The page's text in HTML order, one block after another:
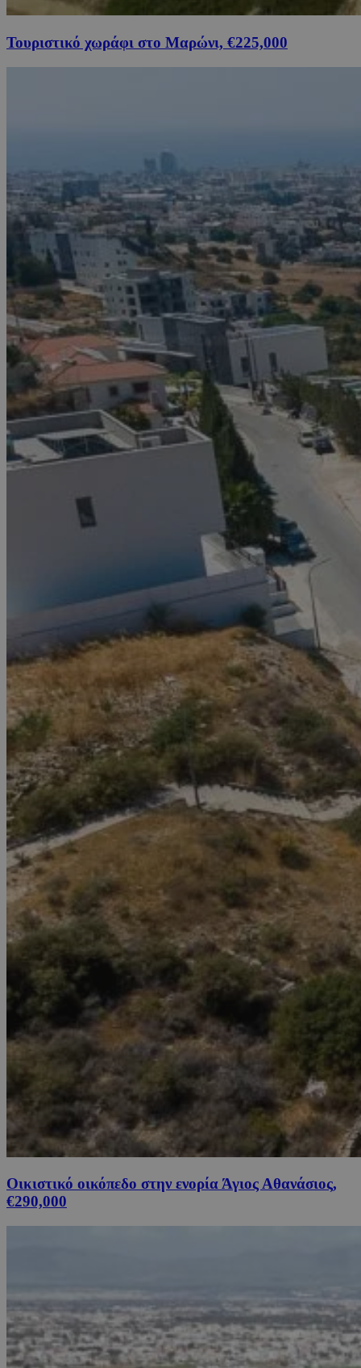
Τουριστικό χωράφι στο Μαρώνι, €225,000
Οικιστικό οικόπεδο στην ενορία Άγιος Αθανάσιος,
€290,000